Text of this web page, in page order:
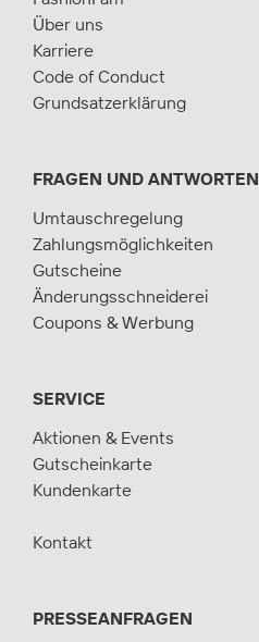
Über uns
Karriere
Code of Conduct
Grundsatzerklärung
FRAGEN UND ANTWORTEN
Umtauschregelung
Zahlungsmöglichkeiten
Gutscheine
Änderungsschneiderei
Coupons & Werbung
SERVICE
Aktionen & Events
Gutscheinkarte
Kundenkarte
Kontakt
PRESSEANFRAGEN